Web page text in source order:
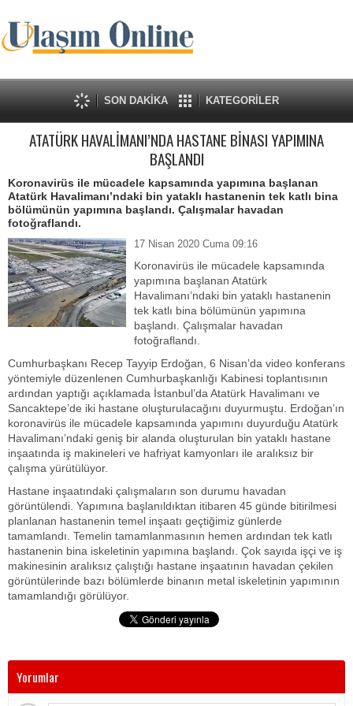
SON DAKİKA KATEGORİLER
ATATÜRK HAVALİMANI’NDA HASTANE BİNASI YAPIMINA
BAŞLANDI
Koronavirüs ile mücadele kapsamında yapımına başlanan
Atatürk Havalimanı’ndaki bin yataklı hastanenin tek katlı bina
bölümünün yapımına başlandı. Çalışmalar havadan
fotoğraflandı.
17 Nisan 2020 Cuma 09:16
Koronavirüs ile mücadele kapsamında
yapımına başlanan Atatürk
Havalimanı’ndaki bin yataklı hastanenin
tek katlı bina bölümünün yapımına
başlandı. Çalışmalar havadan
fotoğraflandı.
Cumhurbaşkanı Recep Tayyip Erdoğan, 6 Nisan’da video konferans
yöntemiyle düzenlenen Cumhurbaşkanlığı Kabinesi toplantısının
ardından yaptığı açıklamada İstanbul’da Atatürk Havalimanı ve
Sancaktepe’de iki hastane oluşturulacağını duyurmuştu. Erdoğan’ın
koronavirüs ile mücadele kapsamında yapımını duyurduğu Atatürk
Havalimanı’ndaki geniş bir alanda oluşturulan bin yataklı hastane
inşaatında iş makineleri ve hafriyat kamyonları ile aralıksız bir
çalışma yürütülüyor.
Hastane inşaatındaki çalışmaların son durumu havadan
görüntülendi. Yapımına başlanıldıktan itibaren 45 günde bitirilmesi
planlanan hastanenin temel inşaatı geçtiğimiz günlerde
tamamlandı. Temelin tamamlanmasının hemen ardından tek katlı
hastanenin bina iskeletinin yapımına başlandı. Çok sayıda işçi ve iş
makinesinin aralıksız çalıştığı hastane inşaatının havadan çekilen
görüntülerinde bazı bölümlerde binanın metal iskeletinin yapımının
tamamlandığı görülüyor.
Yorumlar